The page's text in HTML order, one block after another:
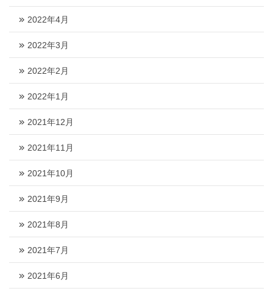
2022年4月
2022年3月
2022年2月
2022年1月
2021年12月
2021年11月
2021年10月
2021年9月
2021年8月
2021年7月
2021年6月